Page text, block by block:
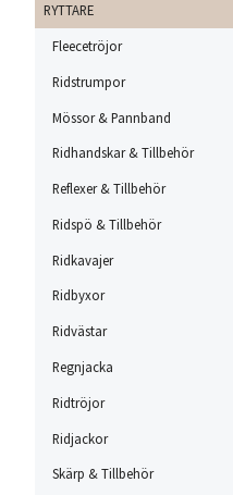
RYTTARE
Fleecetröjor
Ridstrumpor
Mössor & Pannband
Ridhandskar & Tillbehör
Reflexer & Tillbehör
Ridspö & Tillbehör
Ridkavajer
Ridbyxor
Ridvästar
Regnjacka
Ridtröjor
Ridjackor
Skärp & Tillbehör